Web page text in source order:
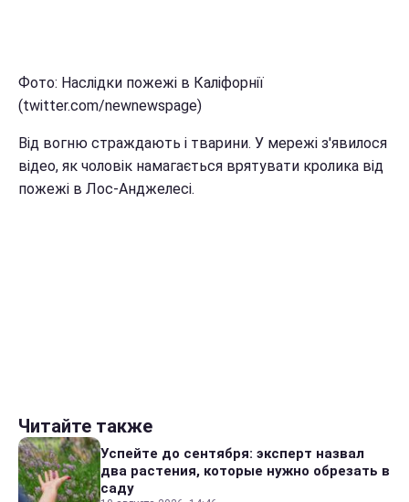
Фото: Наслідки пожежі в Каліфорнії
(twitter.com/newnewspage)
Від вогню страждають і тварини. У мережі з'явилося
відео, як чоловік намагається врятувати кролика від
пожежі в Лос-Анджелесі.
Читайте также
Успейте до сентября: эксперт назвал
два растения, которые нужно обрезать в
саду